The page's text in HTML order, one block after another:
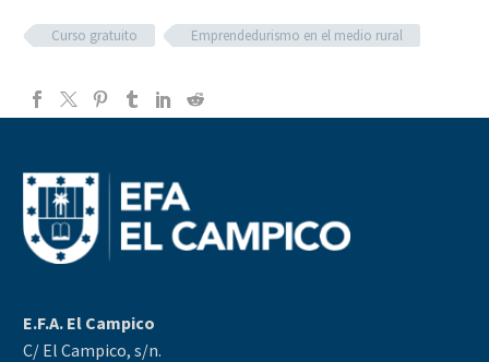
Curso gratuito Emprendedurismo en el medio rural
E.F.A. El Campico
C/ El Campico, s/n.